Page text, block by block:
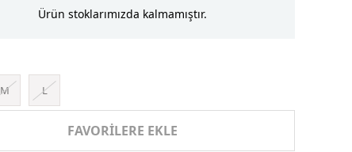
Ürün stoklarımızda kalmamıştır.
M L
FAVORILERE EKLE